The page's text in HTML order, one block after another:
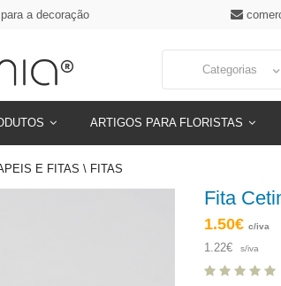
a decoração
Categorias
ARTIGOS PARA FLORISTAS
E FITAS \ FITAS
Fita
1.50€ c/iva
1.22€ s/iva